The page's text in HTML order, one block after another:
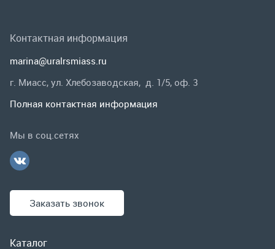
Спецпредложения
Гарантии и возврат
Заказать звонок